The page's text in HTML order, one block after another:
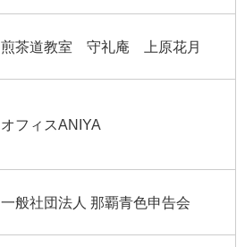
煎茶道教室 守礼庵 上原花月
オフィスANIYA
一般社団法人 那覇青色申告会